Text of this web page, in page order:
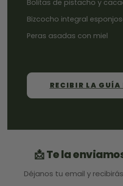
Bolitas de pistacho y
Bizcocho integral
Peras asadas con miel
RECIBIR LA GUÍA
📩 Te la
Déjanos tu email y